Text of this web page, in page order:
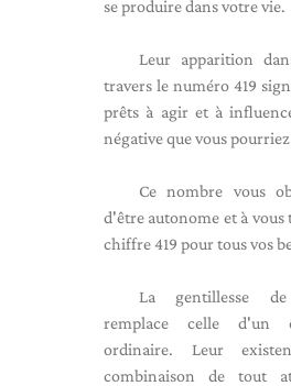
se produire dans votre vie.
Leur apparition
travers le numéro 419
prêts à agir et à
négative que vous
Ce nombre vous
d'être autonome et à vous
chiffre 419 pour tous vos
La gentillesse
remplace celle d'un
ordinaire. Leur
combinaison de tout